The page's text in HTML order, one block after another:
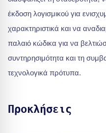
έκδοση λογισμικού για
χαρακτηριστικά και να
παλαιό κώδικα για να
συντηρησιμότητα και τη
τεχνολογικά πρότυπα.
Προκλήσεις